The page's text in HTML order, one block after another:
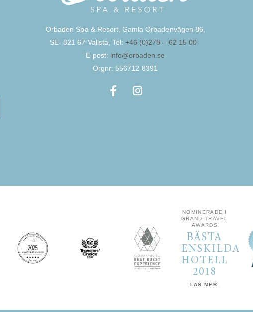
Orbaden Spa & Resort, Gamla Orbadenvägen 86,
SE- 821 67 Vallsta, Tel:+46 (0)278 – 62 15 00
E-post: info@orbaden.se
Orgnr: 556712-8391
NOMINERADE I
GRAND TRAVEL
AWARDS
BÄSTA
ENSKILDA
HOTELL
2018
LÄS MER